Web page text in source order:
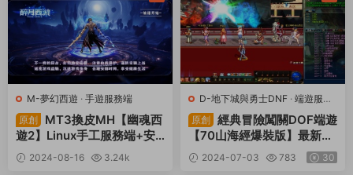
M-夢幻西遊 · 手遊服務端
原創
MT3換皮MH【幽魂西
遊2】Linux手工服務端+安
卓蘋果雙端+GM後台+全套
源碼+攻略+視頻架設教程
2024-08-16
3.24k
D-地下城與勇士DNF · 端遊服務
端
原創
經典冒險闖關DOF端遊
【70山海經爆裝版】最新整
理版本學習pvf+客戶端+等
級補丁+攻略+視頻架設教程
2024-07-03 783 30